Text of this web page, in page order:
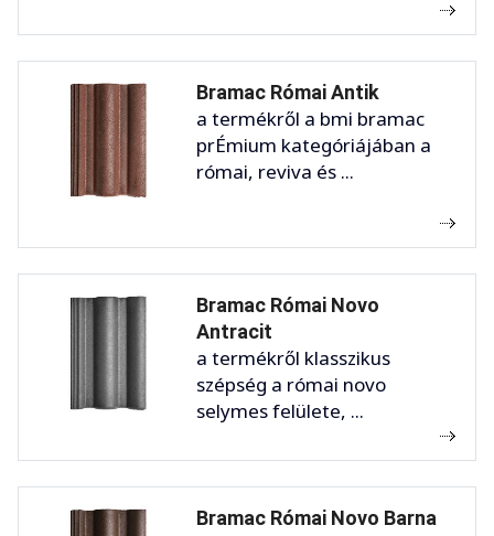
Bramac Római Antik
a termékről a bmi bramac
prÉmium kategóriájában a
római, reviva és ...
Bramac Római Novo
Antracit
a termékről klasszikus
szépség a római novo
selymes felülete, ...
Bramac Római Novo Barna